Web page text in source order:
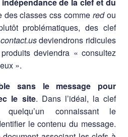
de la clef et du
des classes css commeredou
problématiques, des clef
contact.usdeviendrons ridicules
deviendra « consultez
».
sans le message pour
le site. Dans l’idéal, la clef
connaissant le
le contenu du message.